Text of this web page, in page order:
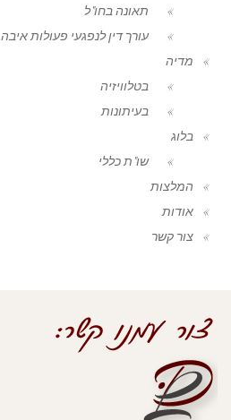
תאונה בחו"ל
עורך דין לנפגעי פעולות איבה
מדיה
בטלוויזיה
בעיתונות
בלוג
שו"ת כללי
המלצות
אודות
צור קשר